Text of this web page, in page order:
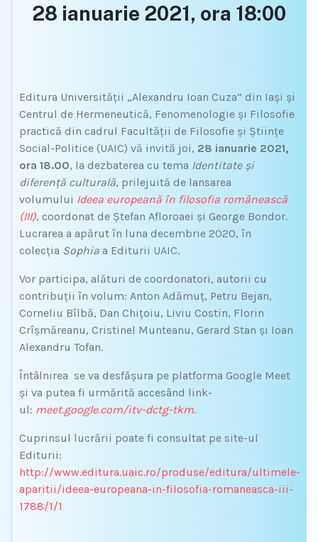
28 ianuarie 2021, ora 18:00
Editura Universității „Alexandru Ioan Cuza” din Iași și
Centrul de Hermeneutică, Fenomenologie și Filosofie
practică din cadrul Facultății de Filosofie și Științe
Social-Politice (UAIC) vă invită joi, 28 ianuarie 2021,
ora 18.00, la dezbaterea cu tema Identitate și
diferență culturală, prilejuită de lansarea
volumului Ideea europeană în filosofia românească
(III), coordonat de Ștefan Afloroaei și George Bondor.
Lucrarea a apărut în luna decembrie 2020, în
colecția Sophia a Editurii UAIC.
Vor participa, alături de coordonatori, autorii cu
contribuții în volum: Anton Adămuț, Petru Bejan,
Corneliu Bîlbă, Dan Chițoiu, Liviu Costin, Florin
Crîșmăreanu, Cristinel Munteanu, Gerard Stan și Ioan
Alexandru Tofan.
Întâlnirea se va desfășura pe platforma Google Meet
și va putea fi urmărită accesând link-
ul: meet.google.com/itv-dctg-tkm.
Cuprinsul lucrării poate fi consultat pe site-ul
Editurii:
http://www.editura.uaic.ro/produse/editura/ultimele-
aparitii/ideea-europeana-in-filosofia-romaneasca-iii-
1788/1/1